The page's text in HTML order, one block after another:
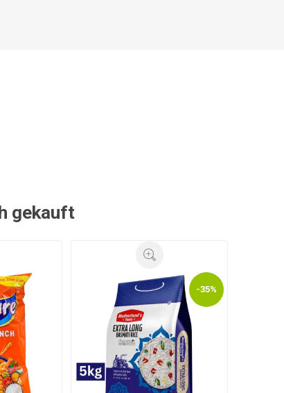
gekauft
-35%